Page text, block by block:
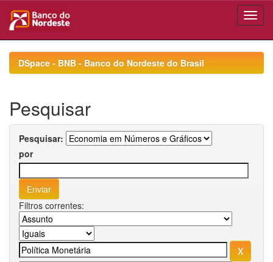
navigationDSpace - BNB - Banco do Nordeste do Brasil
Pesquisar
Pesquisar:
por
Filtros correntes: